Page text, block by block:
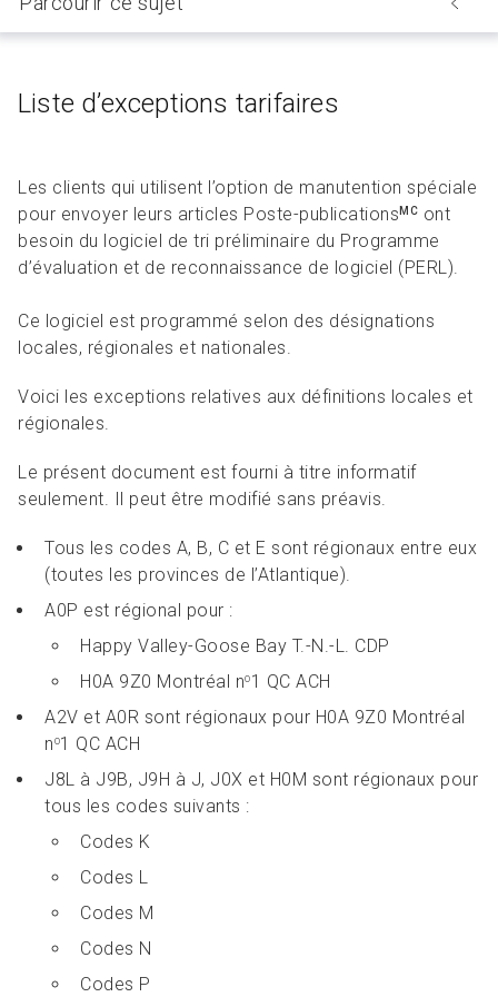
Liste d’exceptions tarifaires
Les clients qui utilisent l’option de manutention spéciale
pour envoyer leurs articles Poste-publications MC ont
besoin du logiciel de tri préliminaire du Programme
d’évaluation et de reconnaissance de logiciel (PERL).
Ce logiciel est programmé selon des désignations
locales, régionales et nationales.
Voici les exceptions relatives aux définitions locales et
régionales.
Le présent document est fourni à titre informatif
seulement. Il peut être modifié sans préavis.
Tous les codes A, B, C et E sont régionaux entre eux
(toutes les provinces de l’Atlantique).
A0P est régional pour :
Happy Valley-Goose Bay T.-N.-L. CDP
H0A 9Z0 Montréal no1 QC ACH
A2V et A0R sont régionaux pour H0A 9Z0 Montréal
no1 QC ACH
J8L à J9B, J9H à J, J0X et H0M sont régionaux pour
tous les codes suivants :
Codes K
Codes L
Codes M
Codes N
Codes P